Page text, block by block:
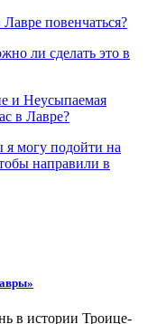
повенчаться?
ли сделать это в
и Неусыпаемая
в Лавре?
я могу подойти на
направили в
в истории Троице-